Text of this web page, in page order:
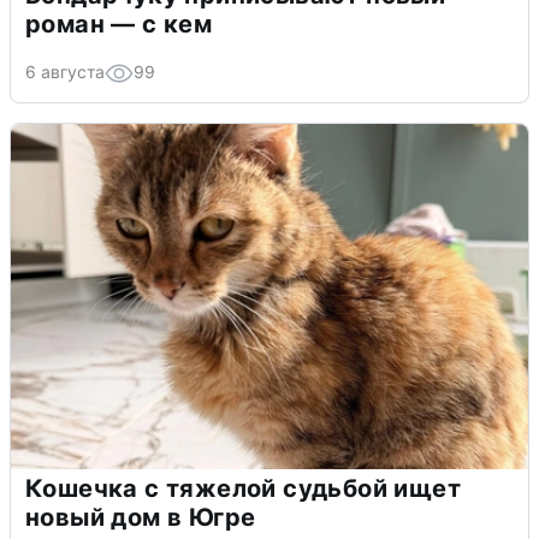
роман — с кем
6 августа 99
Кошечка с тяжелой судьбой ищет
новый дом в Югре